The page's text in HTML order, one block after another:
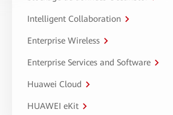
Intelligent Collaboration
Enterprise Wireless
Enterprise Services and Software
Huawei Cloud
HUAWEI eKit